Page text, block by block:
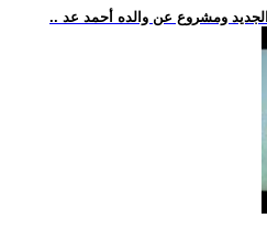
ومشروع عن والده أحمد عد